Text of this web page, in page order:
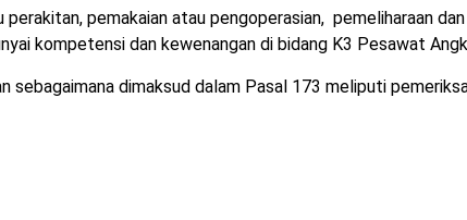
pemakaian atau pengoperasian, pemeliharaan
kompetensi dan kewenangan di bidang K3 Pesawat
sebagaimana dimaksud dalam Pasal 173 meliputi